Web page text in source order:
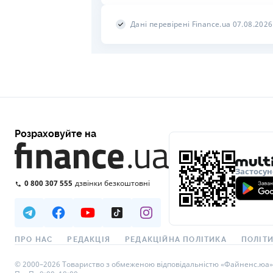
Дані перевірені Finance.ua 07.08.2026
Розраховуйте на
0 800 307 555 дзвінки безкоштовні
ПРО НАС РЕДАКЦІЯ РЕДАКЦІЙНА ПОЛІТИКА
© 2000–2026 Товариство з обмеженою відповідальністю